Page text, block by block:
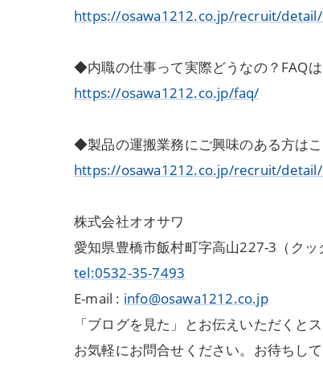
https://osawa1212.co.jp/recruit/
◆内職の仕事って実際どうなの？FAQ
https://osawa1212.co.jp/faq/
◆製品の運搬業務にご興味のある方は
https://osawa1212.co.jp/recruit/
株式会社オオサワ
愛知県豊橋市飯村町字高山227-3（クッ
tel:0532-35-7493
E-mail : info@osawa1212.co.jp
「ブログを見た」とお伝えいただくと
お気軽にお問合せください。お待ちして